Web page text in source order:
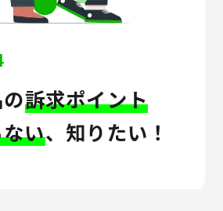
訴求ポイント
い、知りたい！